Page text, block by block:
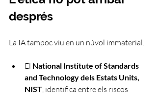
després
La IA tampoc viu en un núvol immaterial.
El National Institute of Standards
and Technology dels Estats Units,
NIST , identifica entre els riscos